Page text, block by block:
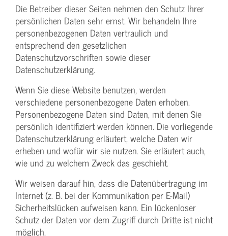
Die Betreiber dieser Seiten nehmen den Schutz Ihrer
persönlichen Daten sehr ernst. Wir behandeln Ihre
personenbezogenen Daten vertraulich und
entsprechend den gesetzlichen
Datenschutzvorschriften sowie dieser
Datenschutzerklärung.
Wenn Sie diese Website benutzen, werden
verschiedene personenbezogene Daten erhoben.
Personenbezogene Daten sind Daten, mit denen Sie
persönlich identifiziert werden können. Die vorliegende
Datenschutzerklärung erläutert, welche Daten wir
erheben und wofür wir sie nutzen. Sie erläutert auch,
wie und zu welchem Zweck das geschieht.
Wir weisen darauf hin, dass die Datenübertragung im
Internet (z. B. bei der Kommunikation per E-Mail)
Sicherheitslücken aufweisen kann. Ein lückenloser
Schutz der Daten vor dem Zugriff durch Dritte ist nicht
möglich.